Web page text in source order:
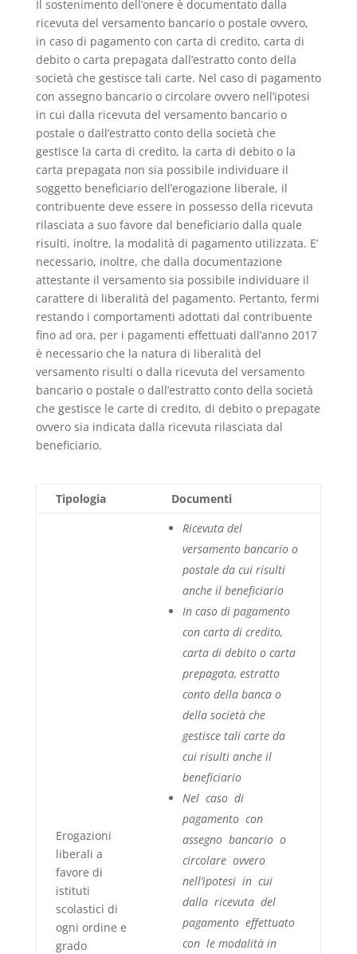
Il sostenimento dell’onere è documentato dalla
ricevuta del versamento bancario o postale ovvero,
in caso di pagamento con carta di credito, carta di
debito o carta prepagata dall’estratto conto della
società che gestisce tali carte. Nel caso di pagamento
con assegno bancario o circolare ovvero nell’ipotesi
in cui dalla ricevuta del versamento bancario o
postale o dall’estratto conto della società che
gestisce la carta di credito, la carta di debito o la
carta prepagata non sia possibile individuare il
soggetto beneficiario dell’erogazione liberale, il
contribuente deve essere in possesso della ricevuta
rilasciata a suo favore dal beneficiario dalla quale
risulti, inoltre, la modalità di pagamento utilizzata. E’
necessario, inoltre, che dalla documentazione
attestante il versamento sia possibile individuare il
carattere di liberalità del pagamento. Pertanto, fermi
restando i comportamenti adottati dal contribuente
fino ad ora, per i pagamenti effettuati dall’anno 2017
è necessario che la natura di liberalità del
versamento risulti o dalla ricevuta del versamento
bancario o postale o dall’estratto conto della società
che gestisce le carte di credito, di debito o prepagate
ovvero sia indicata dalla ricevuta rilasciata dal
beneficiario.
Tipologia Documenti
Erogazioni
liberali a
favore di
istituti
scolastici di
ogni ordine e
grado
Ricevuta del
versamento bancario o
postale da cui risulti
anche il beneficiario
In caso di pagamento
con carta di credito,
carta di debito o carta
prepagata, estratto
conto della banca o
della società che
gestisce tali carte da
cui risulti anche il
beneficiario
Nel caso di
pagamento con
assegno bancario o
circolare ovvero
nell’ipotesi in cui
dalla ricevuta del
pagamento effettuato
con le modalità in